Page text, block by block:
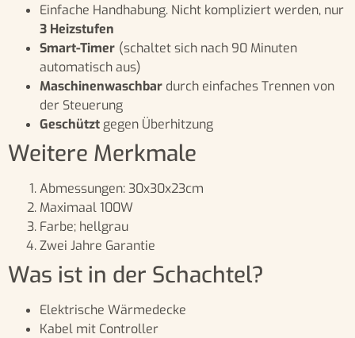
Einfache Handhabung. Nicht kompliziert werden, nur
3 Heizstufen
Smart-Timer (schaltet sich nach 90 Minuten
automatisch aus)
Maschinenwaschbar durch einfaches Trennen von
der Steuerung
Geschützt gegen Überhitzung
Weitere Merkmale
Abmessungen: 30x30x23cm
Maximaal 100W
Farbe; hellgrau
Zwei Jahre Garantie
Was ist in der Schachtel?
Elektrische Wärmedecke
Kabel mit Controller